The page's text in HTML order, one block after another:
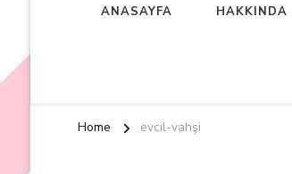
ANASAYFA HAKKINDA
Home evcil-vahşi